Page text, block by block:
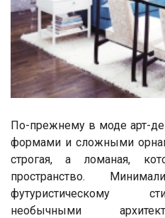
По-прежнему в моде арт-
формами и сложными
строгая, а ломаная,
пространство.
футуристическому
необычными